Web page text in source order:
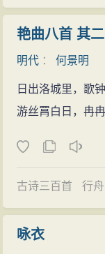
乡，刘瑾批准。
何景明回信阳住
玩。此期间何景
正德五年（
人，并任内阁讲
正德十三年（
司：文选清吏司
封爵、世职、恩
实权。
艳曲八首 其二
明代 ：何景明
日出洛城里，歌
游丝罥白日，冉冉
古诗三百首 行舟
咏衣